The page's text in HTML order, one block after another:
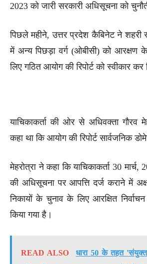
2023 को जारी सरकारी अधिसूचना को
पिछले महीने, उत्तर प्रदेश कैबिनेट ने शहरी
में अन्य पिछड़ा वर्ग (ओबीसी) को आरक्षण
लिए गठित आयोग की रिपोर्ट को स्वीकार कर
याचिकाकर्ता की ओर से अधिवक्ता गौरव
कहा था कि आयोग की रिपोर्ट सार्वजनिक
मेहरोत्रा ने कहा कि याचिकाकर्ता 30 मार्च,
की अधिसूचना पर आपत्ति दर्ज कराने में
निकायों के चुनाव के लिए आरक्षित
किया गया है।
READ ALSO
धारा 50 के तहत